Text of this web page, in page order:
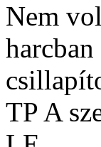
Nem
TP A